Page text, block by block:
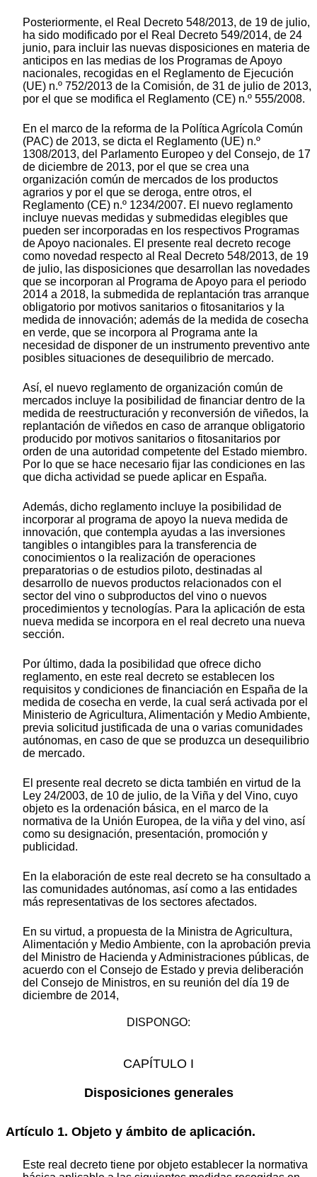
Posteriormente, el Real Decreto 548/2013, de 19 de julio,
ha sido modificado por el Real Decreto 549/2014, de 24
junio, para incluir las nuevas disposiciones en materia de
anticipos en las medias de los Programas de Apoyo
nacionales, recogidas en el Reglamento de Ejecución
(UE) n.º 752/2013 de la Comisión, de 31 de julio de 2013,
por el que se modifica el Reglamento (CE) n.º 555/2008.
En el marco de la reforma de la Política Agrícola Común
(PAC) de 2013, se dicta el Reglamento (UE) n.º
1308/2013, del Parlamento Europeo y del Consejo, de 17
de diciembre de 2013, por el que se crea una
organización común de mercados de los productos
agrarios y por el que se deroga, entre otros, el
Reglamento (CE) n.º 1234/2007. El nuevo reglamento
incluye nuevas medidas y submedidas elegibles que
pueden ser incorporadas en los respectivos Programas
de Apoyo nacionales. El presente real decreto recoge
como novedad respecto al Real Decreto 548/2013, de 19
de julio, las disposiciones que desarrollan las novedades
que se incorporan al Programa de Apoyo para el periodo
2014 a 2018, la submedida de replantación tras arranque
obligatorio por motivos sanitarios o fitosanitarios y la
medida de innovación; además de la medida de cosecha
en verde, que se incorpora al Programa ante la
necesidad de disponer de un instrumento preventivo ante
posibles situaciones de desequilibrio de mercado.
Así, el nuevo reglamento de organización común de
mercados incluye la posibilidad de financiar dentro de la
medida de reestructuración y reconversión de viñedos, la
replantación de viñedos en caso de arranque obligatorio
producido por motivos sanitarios o fitosanitarios por
orden de una autoridad competente del Estado miembro.
Por lo que se hace necesario fijar las condiciones en las
que dicha actividad se puede aplicar en España.
Además, dicho reglamento incluye la posibilidad de
incorporar al programa de apoyo la nueva medida de
innovación, que contempla ayudas a las inversiones
tangibles o intangibles para la transferencia de
conocimientos o la realización de operaciones
preparatorias o de estudios piloto, destinadas al
desarrollo de nuevos productos relacionados con el
sector del vino o subproductos del vino o nuevos
procedimientos y tecnologías. Para la aplicación de esta
nueva medida se incorpora en el real decreto una nueva
sección.
Por último, dada la posibilidad que ofrece dicho
reglamento, en este real decreto se establecen los
requisitos y condiciones de financiación en España de la
medida de cosecha en verde, la cual será activada por el
Ministerio de Agricultura, Alimentación y Medio Ambiente,
previa solicitud justificada de una o varias comunidades
autónomas, en caso de que se produzca un desequilibrio
de mercado.
El presente real decreto se dicta también en virtud de la
Ley 24/2003, de 10 de julio, de la Viña y del Vino, cuyo
objeto es la ordenación básica, en el marco de la
normativa de la Unión Europea, de la viña y del vino, así
como su designación, presentación, promoción y
publicidad.
En la elaboración de este real decreto se ha consultado a
las comunidades autónomas, así como a las entidades
más representativas de los sectores afectados.
En su virtud, a propuesta de la Ministra de Agricultura,
Alimentación y Medio Ambiente, con la aprobación previa
del Ministro de Hacienda y Administraciones públicas, de
acuerdo con el Consejo de Estado y previa deliberación
del Consejo de Ministros, en su reunión del día 19 de
diciembre de 2014,
DISPONGO:
CAPÍTULO I
Disposiciones generales
Artículo 1. Objeto y ámbito de aplicación.
Este real decreto tiene por objeto establecer la normativa